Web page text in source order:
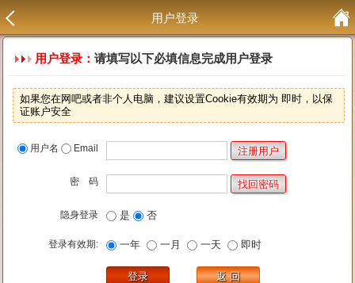
用户登录
用户登录：请填写以下必填信息完成用户登录
如果您在网吧或者非个人电脑，建议设置Cookie有效期为 即时，以保
证账户安全
用户名 Email
密 码
隐身登录 是 否
登录有效期: 一年 一月 一天 即时